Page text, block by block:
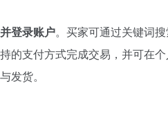
登录账户。买家可通过关键词
的支付方式完成交易，并可在
发货。